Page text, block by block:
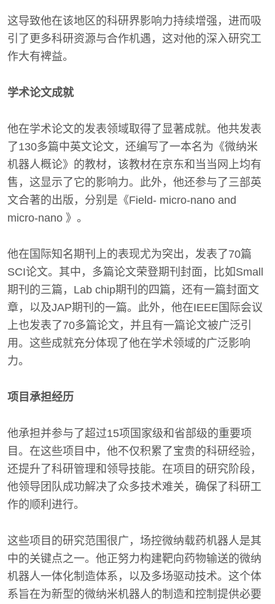
这导致他在该地区的科研界影响力持续增强，进而吸
引了更多科研资源与合作机遇，这对他的深入研究工
作大有裨益。
学术论文成就
他在学术论文的发表领域取得了显著成就。他共发表
了130多篇中英文论文，还编写了一本名为《微纳米
机器人概论》的教材，该教材在京东和当当网上均有
售，这显示了它的影响力。此外，他还参与了三部英
文合著的出版，分别是《Field- micro-nano and
micro-nano 》。
他在国际知名期刊上的表现尤为突出，发表了70篇
SCI论文。其中，多篇论文荣登期刊封面，比如Small
期刊的三篇，Lab chip期刊的四篇，还有一篇封面文
章，以及JAP期刊的一篇。此外，他在IEEE国际会议
上也发表了70多篇论文，并且有一篇论文被广泛引
用。这些成就充分体现了他在学术领域的广泛影响
力。
项目承担经历
他承担并参与了超过15项国家级和省部级的重要项
目。在这些项目中，他不仅积累了宝贵的科研经验，
还提升了科研管理和领导技能。在项目的研究阶段，
他领导团队成功解决了众多技术难关，确保了科研工
作的顺利进行。
这些项目的研究范围很广，场控微纳载药机器人是其
中的关键点之一。他正努力构建靶向药物输送的微纳
机器人一体化制造体系，以及多场驱动技术。这个体
系旨在为新型的微纳米机器人的制造和控制提供必要